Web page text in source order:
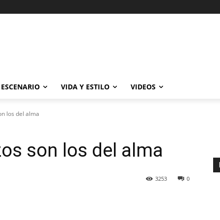
ESCENARIO VIDA Y ESTILO VIDEOS
los del alma
son los del alma
0
3253